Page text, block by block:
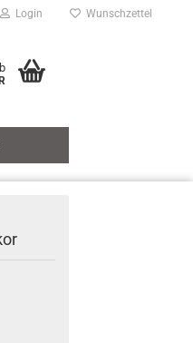
Login Wunschzettel